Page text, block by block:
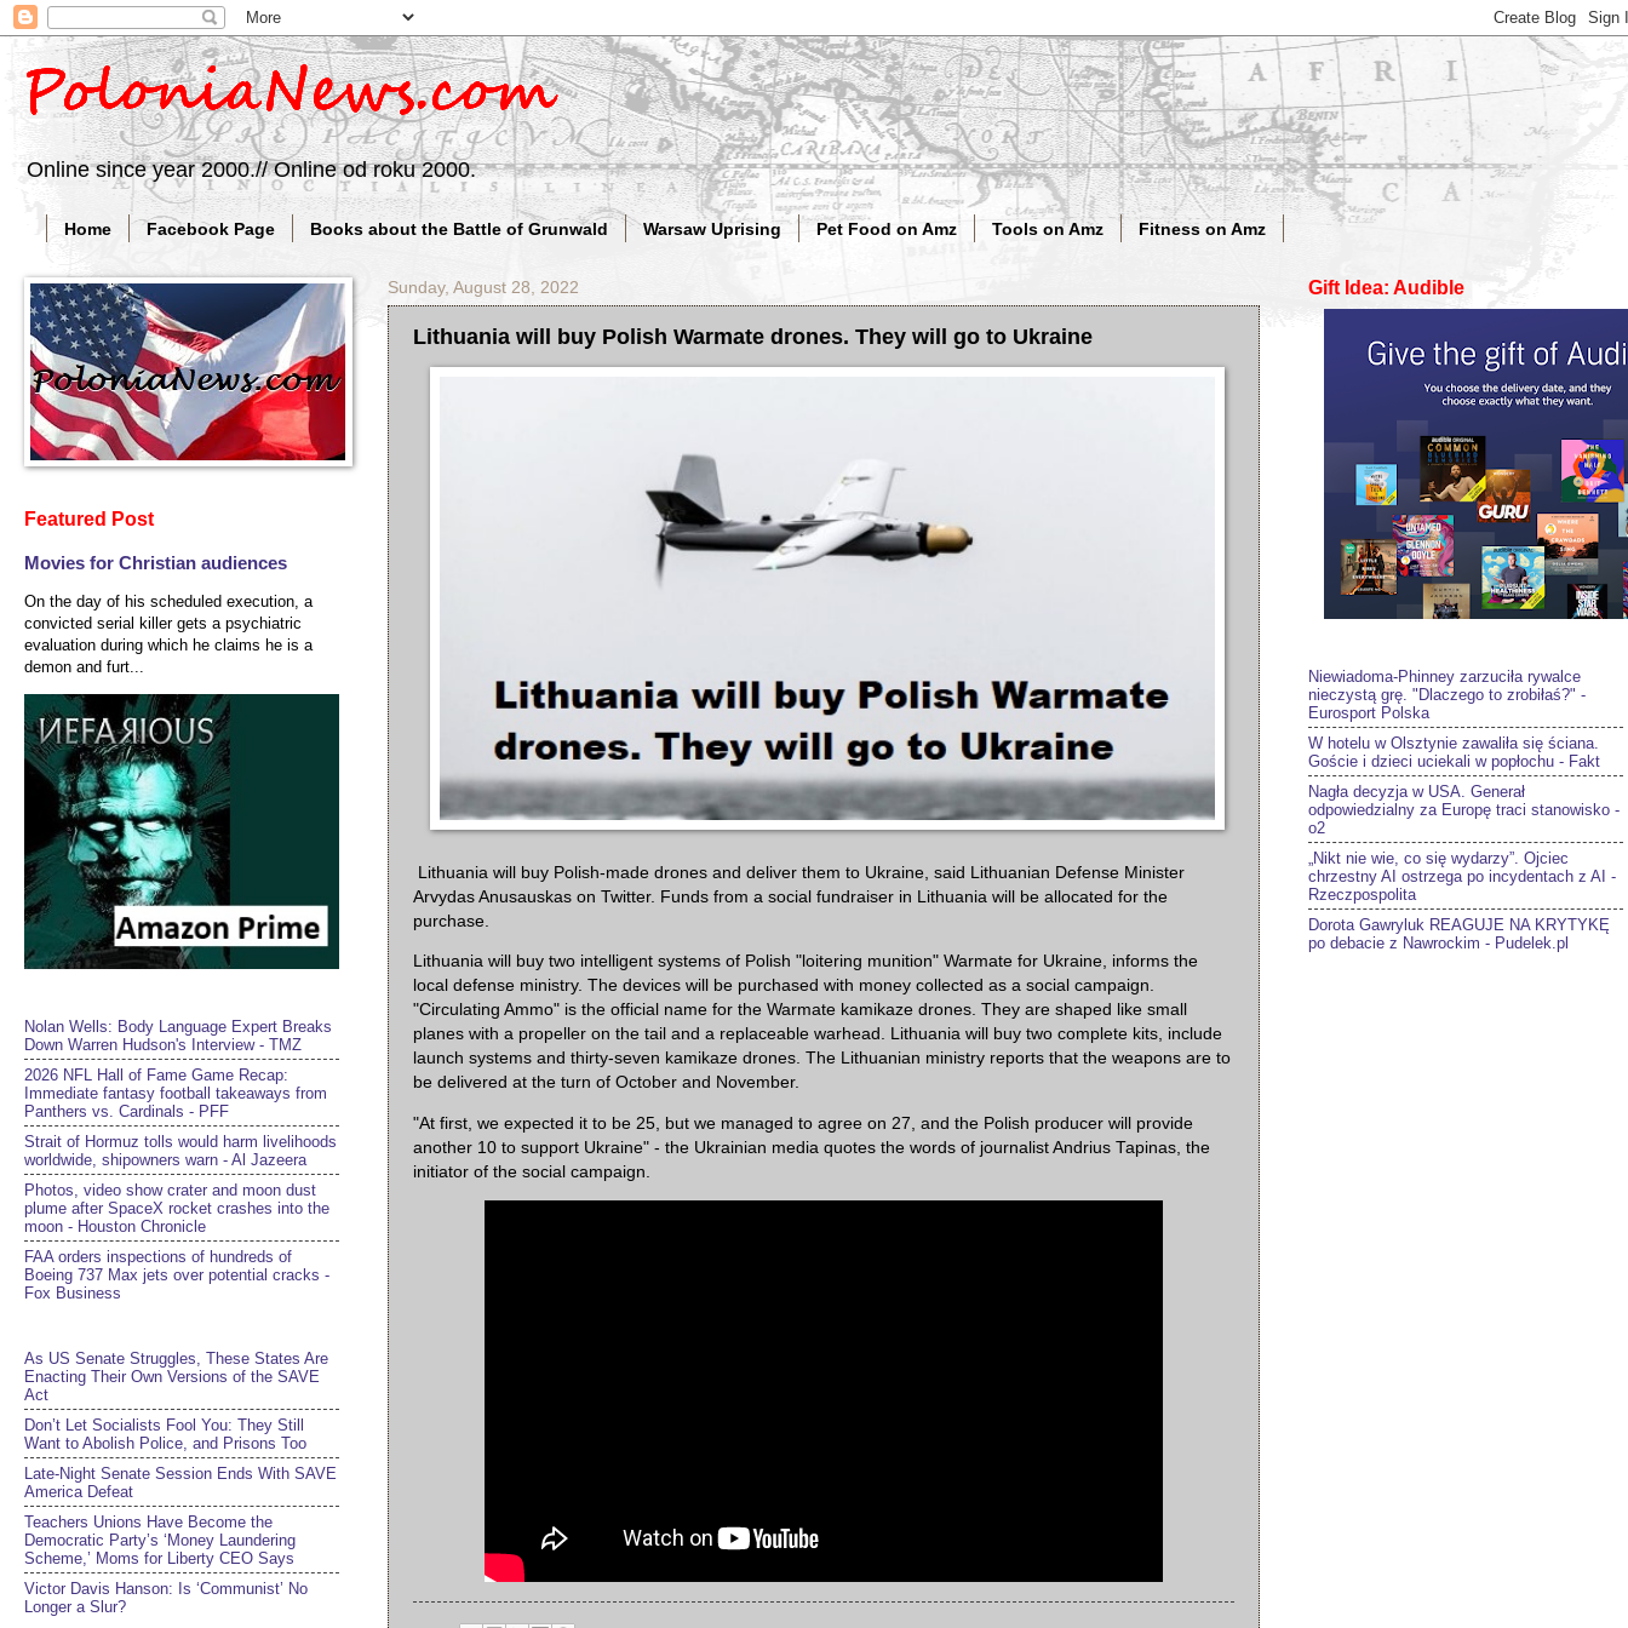
Online since year 2000.// Online od roku 2000.
Home Facebook Page Books about the Battle of Grunwald Warsaw Uprising Pet Food on Amz Tools on Amz Fitness on Amz
Sunday, August 28, 2022
Lithuania will buy Polish Warmate drones. They will go to Ukraine
Lithuania will buy Polish-made drones and deliver them to Ukraine, said Lithuanian Defense Minister
Arvydas Anusauskas on Twitter. Funds from a social fundraiser in Lithuania will be allocated for the
purchase.
Lithuania will buy two intelligent systems of Polish "loitering munition" Warmate for Ukraine, informs the
local defense ministry. The devices will be purchased with money collected as a social campaign.
"Circulating Ammo" is the official name for the Warmate kamikaze drones. They are shaped like small
planes with a propeller on the tail and a replaceable warhead. Lithuania will buy two complete kits, include
launch systems and thirty-seven kamikaze drones. The Lithuanian ministry reports that the weapons are to
be delivered at the turn of October and November.
"At first, we expected it to be 25, but we managed to agree on 27, and the Polish producer will provide
another 10 to support Ukraine" - the Ukrainian media quotes the words of journalist Andrius Tapinas, the
initiator of the social campaign.
Featured Post
Movies for Christian audiences
On the day of his scheduled execution, a
convicted serial killer gets a psychiatric
evaluation during which he claims he is a
demon and furt...
Nolan Wells: Body Language Expert Breaks
Down Warren Hudson's Interview - TMZ
2026 NFL Hall of Fame Game Recap:
Immediate fantasy football takeaways from
Panthers vs. Cardinals - PFF
Strait of Hormuz tolls would harm livelihoods
worldwide, shipowners warn - Al Jazeera
Photos, video show crater and moon dust
plume after SpaceX rocket crashes into the
moon - Houston Chronicle
FAA orders inspections of hundreds of
Boeing 737 Max jets over potential cracks -
Fox Business
As US Senate Struggles, These States Are
Enacting Their Own Versions of the SAVE
Act
Don’t Let Socialists Fool You: They Still
Want to Abolish Police, and Prisons Too
Late-Night Senate Session Ends With SAVE
America Defeat​
Teachers Unions Have Become the
Democratic Party’s ‘Money Laundering
Scheme,’ Moms for Liberty CEO Says
Victor Davis Hanson: Is ‘Communist’ No
Longer a Slur?
Gift Idea: Audible
Niewiadoma-Phinney zarzuciła rywalce
nieczystą grę. "Dlaczego to zrobiłaś?" -
Eurosport Polska
W hotelu w Olsztynie zawaliła się ściana.
Goście i dzieci uciekali w popłochu - Fakt
Nagła decyzja w USA. Generał
odpowiedzialny za Europę traci stanowisko -
o2
„Nikt nie wie, co się wydarzy”. Ojciec
chrzestny AI ostrzega po incydentach z AI -
Rzeczpospolita
Dorota Gawryluk REAGUJE NA KRYTYKĘ
po debacie z Nawrockim - Pudelek.pl